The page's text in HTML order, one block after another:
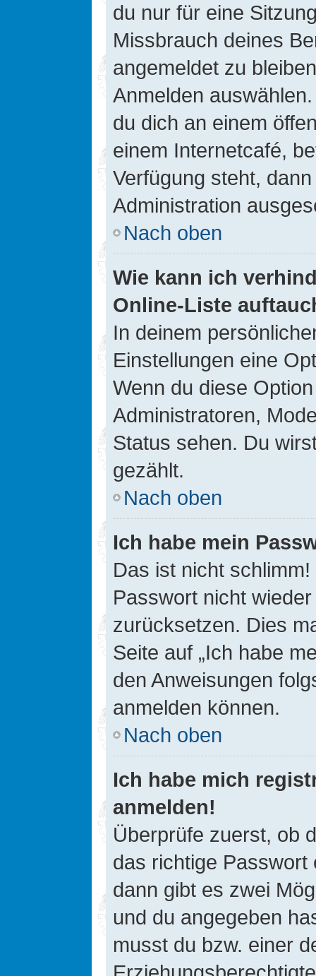
du nur für eine
Missbrauch deines
angemeldet zu
Anmelden
du dich an einem
einem Internetcafé,
Verfügung steht,
Administration
Nach oben
Wie kann ich
Online-Liste
In deinem
Einstellungen eine
Wenn du diese
Administratoren,
Status sehen. Du
gezählt.
Nach oben
Ich habe mein
Das ist nicht
Passwort nicht
zurücksetzen. Dies
Seite auf „Ich habe
den Anweisungen
anmelden können.
Nach oben
Ich habe mich
anmelden!
Überprüfe zuerst, ob
das richtige Passwort
dann gibt es zwei
und du angegeben
musst du bzw. einer